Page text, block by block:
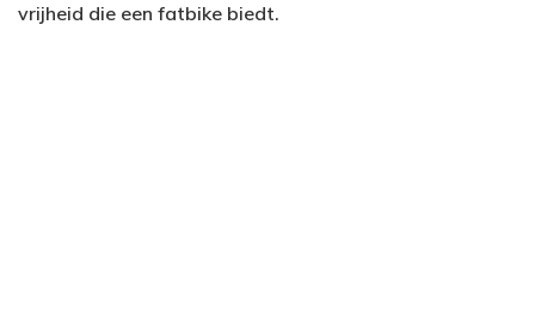
vrijheid die een fatbike biedt.